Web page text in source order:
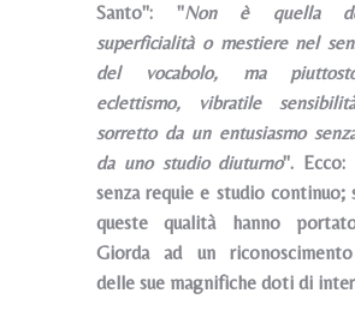
Santo": "Non è quella
superficialità o mestiere nel
del vocabolo, ma
eclettismo, vibratile
sorretto da un entusiasmo
da uno studio diuturno". Ecco:
senza requie e studio
queste qualità hanno
Giorda ad un
delle sue magnifiche doti di